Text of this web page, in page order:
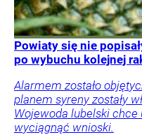
Powiaty się nie
po wybuchu kolejnej
Alarmem zostało
planem syreny zostały
Wojewoda lubelski
wyciągnąć wnioski.